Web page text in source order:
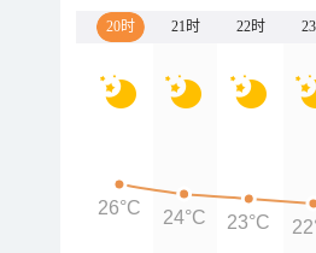
20时 21时 22时
26°C 24°C 23°C